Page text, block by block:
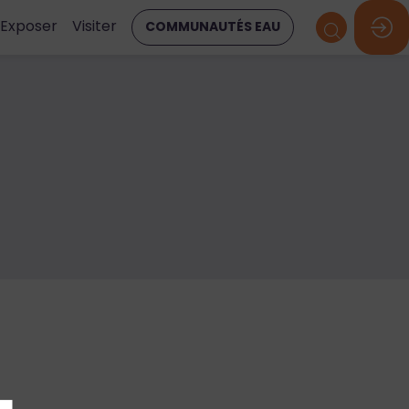
Exposer Visiter COMMUNAUTÉS EAU